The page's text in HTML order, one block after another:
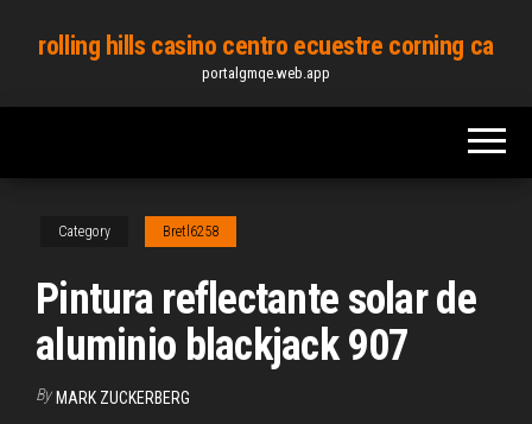
content
rolling hills casino centro ecuestre corning ca
portalgmqe.web.app
Category Bretl6258
Pintura reflectante solar de
aluminio blackjack 907
By MARK ZUCKERBERG